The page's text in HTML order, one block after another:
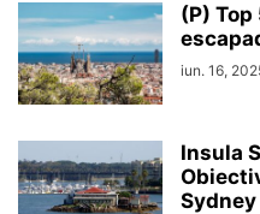
(P)
iun. 16,
Insula
Sydney